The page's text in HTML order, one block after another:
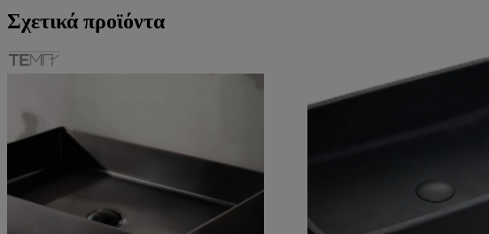
Σχετικά προϊόντα